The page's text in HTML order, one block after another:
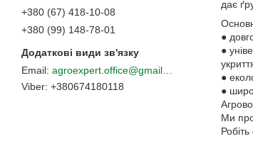
+380 (67) 418-10-08
+380 (99) 148-78-01
+380674180118
дає
●
●
●
●
Ми